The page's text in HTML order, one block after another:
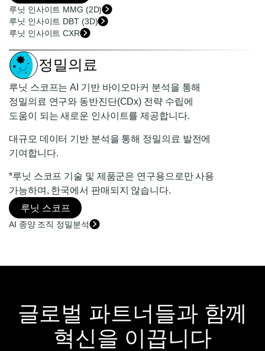
루닛 인사이트 MMG (2D)
루닛 인사이트 DBT (3D)
루닛 인사이트 CXR
정밀의료
루닛 스코프는 AI 기반 바이오마커 분석을 통해
정밀의료 연구와 동반진단(CDx) 전략 수립에
도움이 되는 새로운 인사이트를 제공합니다.
대규모 데이터 기반 분석을 통해 정밀의료 발전에
기여합니다.
*루닛 스코프 기술 및 제품군은 연구용으로만 사용
가능하며, 한국에서 판매되지 않습니다.
루닛 스코프
AI 종양 조직 정밀분석
글로벌 파트너들과 함께
혁신을 이끕니다